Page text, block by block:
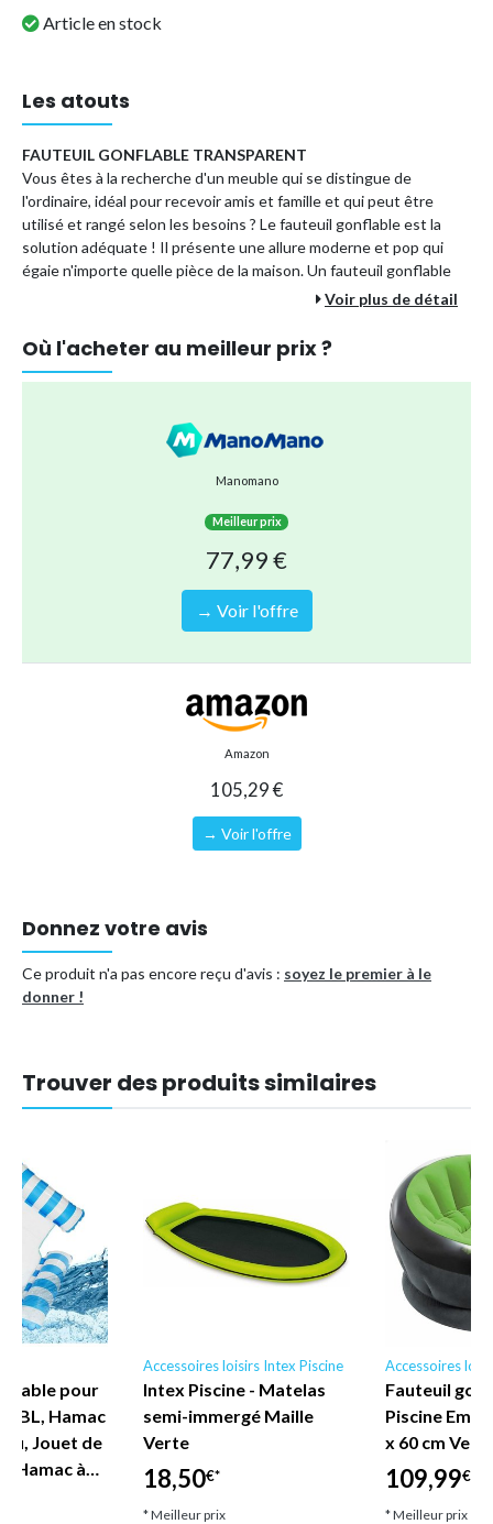
Article en stock
Les atouts
FAUTEUIL GONFLABLE TRANSPARENT
Vous êtes à la recherche d'un meuble qui se distingue de
l'ordinaire, idéal pour recevoir amis et famille et qui peut être
utilisé et rangé selon les besoins ? Le fauteuil gonflable est la
solution adéquate ! Il présente une allure moderne et pop qui
égaie n'importe quelle pièce de la maison. Un fauteuil gonflable
transparent, équipé d'un dossier et des accoudoirs. Il se gonfle
moments de confort et de détente.
Conçu pour un usage domestique, il se replie de manière
maison, pièce ou espace extérieur.
Fabriquée en PVC transparent durable
gonflable, elle est facile à monter et à ranger.
La forme confortable et ergonomique du fauteuil et du
soutien parfait
de relaxation. Que vous regardiez un film, lisiez un livre ou
que vous vous reposiez, ce fauteuil satisfera tous vos
Matelas gonflable
8021000059104
Voir plus de détail
Où l'acheter au meilleur prix ?
Manomano
Meilleur prix
77,99 €
→ Voir l'offre
Amazon
105,29 €
→ Voir l'offre
Donnez votre avis
Ce produit n'a pas encore reçu d'avis : soyez le premier à le
donner !
Trouver des produits similaires
pour
Hamac
Jouet de
Hamac à…
Accessoires loisirs Intex Piscine
Intex Piscine - Matelas
semi-immergé Maille
Verte
18,50€*
* Meilleur prix
Accessoires
Fauteuil
Piscine
x 60 cm Vert
109,99€*
* Meilleur prix